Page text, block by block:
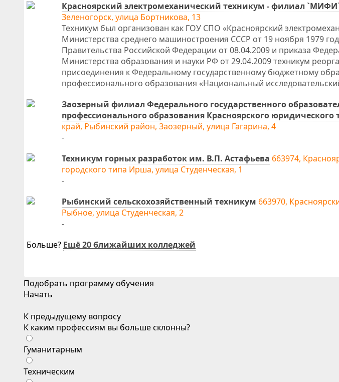
Красноярский электромеханический техникум - филиал
Зеленогорск, улица Бортникова, 13
Техникум был организован как ГОУ СПО «Красноярский
Министерства среднего машиностроения СССР от 19 ноября 1979
Правительства Российской Федерации от 08.04.2009 и приказа
Министерства образования и науки РФ от 29.04.2009 техникум
присоединения к Федеральному государственному бюджетному
профессионального образования «Национальный
Заозерный филиал Федерального государственного
профессионального образования Красноярского юридического
край, Рыбинский район, Заозерный, улица Гагарина, 4
-
Техникум горных разработок им. В.П. Астафьева 663974,
городского типа Ирша, улица Студенческая, 1
-
Рыбинский сельскохозяйственный техникум 663970,
Рыбное, улица Студенческая, 2
-
Больше? Ещё 20 ближайших колледжей
Подобрать программу обучения
Начать
К предыдущему вопросу
К каким профессиям вы больше склонны?
Гуманитарным
Техническим